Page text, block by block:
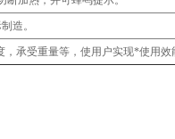
造。
，承受重量等，使用户实现*使用效